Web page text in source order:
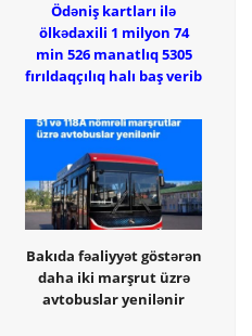
Ödəniş kartları ilə
ölkədaxili 1 milyon 74
min 526 manatlıq 5305
fırıldaqçılıq halı baş verib
Bakıda fəaliyyət göstərən
daha iki marşrut üzrə
avtobuslar yenilənir